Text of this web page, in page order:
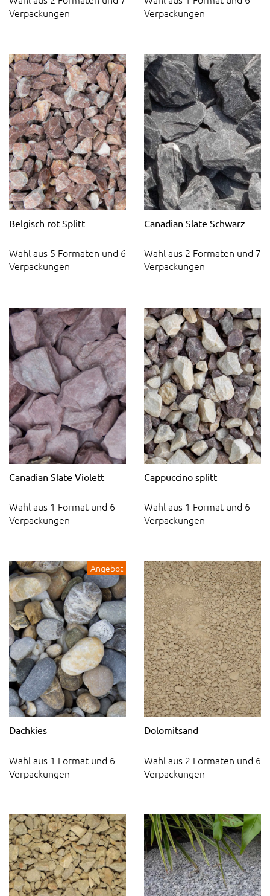
Verpackungen
Verpackungen
Belgisch rot Splitt
Wahl aus 5 Formaten und 6
Verpackungen
Canadian Slate Schwarz
Wahl aus 2 Formaten und 7
Verpackungen
Canadian Slate Violett
Wahl aus 1 Format und 6
Verpackungen
Cappuccino splitt
Wahl aus 1 Format und 6
Verpackungen
Angebot
Dachkies
Wahl aus 1 Format und 6
Verpackungen
Dolomitsand
Wahl aus 2 Formaten und 6
Verpackungen